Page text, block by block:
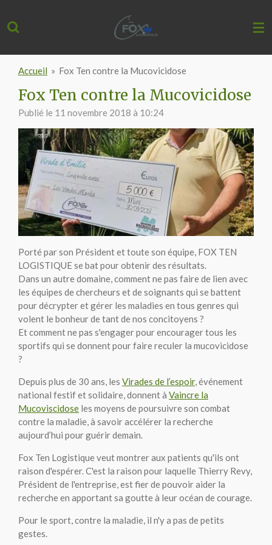
au
Accueil » Fox Ten contre la Mucovicidose
Fox Ten contre la Mucovicidose
Publié le 11 novembre 2018 à 10:24
Porté par son Président et toute son équipe, FOX TEN
LOGISTIQUE se bat pour obtenir des résultats.
Dans un autre domaine, comment ne pas faire de lien avec
les équipes de chercheurs et de soignants qui se battent
pour décrypter et gérer les maladies en tous genres qui
volent le bonheur de tant de nos concitoyens ?
Et comment ne pas s'engager pour encourager tous les
sportifs qui se donnent pour faire reculer la mucovicidose
?
Depuis plus de 30 ans, les Virades de l’espoir, événement
national festif et solidaire, donnent à Vaincre la
Mucoviscidose les moyens de poursuivre son combat
contre la maladie, à savoir accélérer la recherche
aujourd’hui pour guérir demain.
Fox Ten Logistique veut montrer aux patients qu'ils ont
raison d'espérer. C'est la raison pour laquelle Thierry Revy,
Président de l'entreprise, est fier de pouvoir aider la
recherche en apportant sa goutte à leur océan de courage.
Pour le sport, contre la maladie, il n'y a pas de petits
gestes.